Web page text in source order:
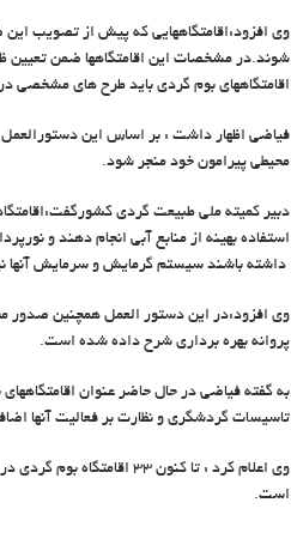
وی افزود:اقامتگاههایی که پیش از تصویب
شوند.در مشخصات این اقامتگاهها ضمن تعیین
اقامتگاههای بوم گردی باید طرح های مشخصی
فیاضی اظهار داشت : بر اساس این دستورالعمل
محیطی پیرامون خود منجر شود.
دبیر کمیته ملی طبیعت گردی
استفاده بهینه از منابع آبی انجام دهند و
داشته باشند سیستم گرمایش و سرمایش آنها
وی افزود:در این دستور العمل همچنین صدور
پروانه بهره برداری شرح داده شده است.
به گفته فیاضی در حال حاضر عنوان
تاسیسات گردشگری و نظارت بر فعالیت آنها
است.